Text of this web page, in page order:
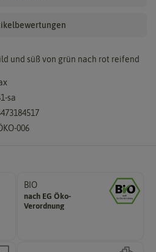
und süß von grün nach rot reifend
sa
006
BIO
nach EG Öko-
Verordnung
den Richtlinien der biologischen
Landwirtschaft arbeiten.